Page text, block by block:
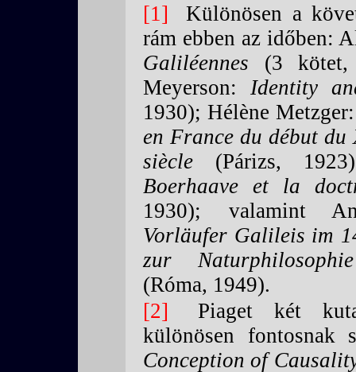
1
Különösen a
rám ebben az időben:
Galiléennes (3 kötet,
Meyerson: Identity
1930); Hélène
en France du début du
siècle (Párizs,
Boerhaave et la
1930); valamint
Vorläufer Galileis im
zur
(Róma, 1949).
2
Piaget két
különösen fontosnak
Conception of